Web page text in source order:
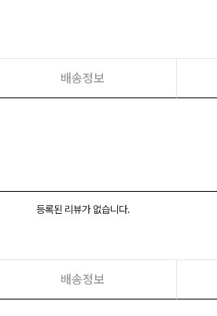
배송정보
등록된 리뷰가 없습니다.
배송정보